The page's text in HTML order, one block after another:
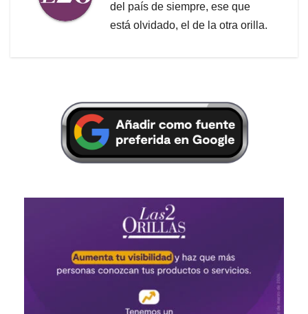
del país de siempre, ese que
está olvidado, el de la otra orilla.